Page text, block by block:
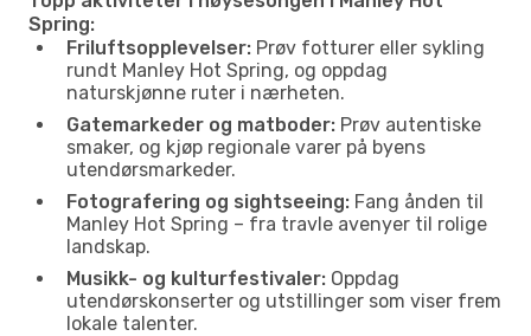
Spring:
Friluftsopplevelser: Prøv fotturer eller sykling
rundt Manley Hot Spring, og oppdag
naturskjønne ruter i nærheten.
Gatemarkeder og matboder: Prøv autentiske
smaker, og kjøp regionale varer på byens
utendørsmarkeder.
Fotografering og sightseeing: Fang ånden til
Manley Hot Spring – fra travle avenyer til rolige
landskap.
Musikk- og kulturfestivaler: Oppdag
utendørskonserter og utstillinger som viser frem
lokale talenter.